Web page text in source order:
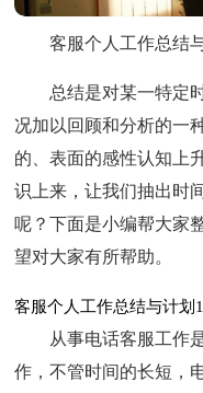
客服个人工作总结
总结是对某一特定
况加以回顾和分析的一
的、表面的感性认知上
识上来，让我们抽出时
呢？下面是小编帮大家
望对大家有所帮助。
客服个人工作总结与计划1
从事电话客服工作
作，不管时间的长短，